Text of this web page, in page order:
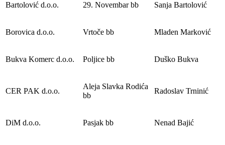
Bartolović d.o.o. 29. Novembar bb Sanja Bartolović
Borovica d.o.o. Vrtoče bb Mladen Marković
Bukva Komerc d.o.o. Poljice bb Duško Bukva
CER PAK d.o.o.
Aleja Slavka Rodića
bb
Radoslav Trninić
DiM d.o.o. Pasjak bb Nenad Bajić